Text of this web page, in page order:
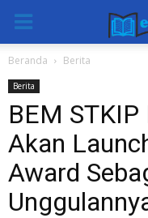
Beranda Berita
Berita
BEM STKIP
Akan
Award